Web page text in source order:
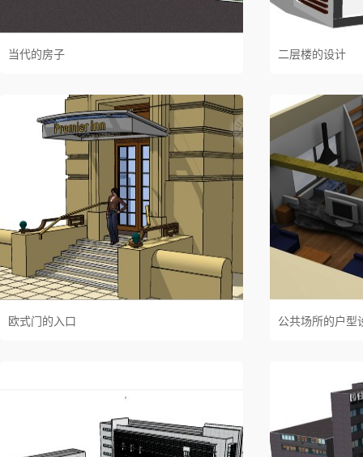
当代的房子 二层楼的设计
欧式门的入口 公共场所的户型